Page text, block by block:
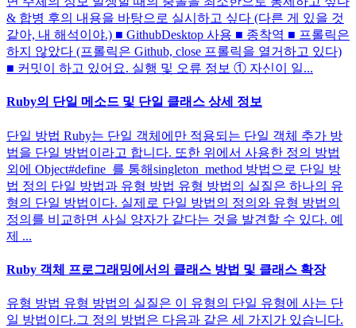
& 합병 후의 내용을 바탕으로 실시하고 싶다 (다른 게 있을 것
같아, 내 해석이야.) ■ GithubDesktop 사용 ■ 종착역 ■ 프롤릭은
하지 않았다 (프롤릭은 Github, close 프롤릭을 열거하고 있다)
■ 커밋이 하고 있어요. 실행 및 오류 정보 ① 자신이 일...
Ruby의 단일 메소드 및 단일 클래스 상세 정보
단일 방법 Ruby는 단일 객체에만 적용되는 단일 객체 추가 방
법을 단일 방법이라고 합니다. 또한 위에서 사용한 정의 방법
외에 Object#define_를 통해singleton_method 방법으로 단일 방
법 정의 단일 방법과 유형 방법 유형 방법의 실질은 하나의 유
형의 단일 방법이다. 실제로 단일 방법의 정의와 유형 방법의
정의를 비교하면 사실 양자가 같다는 것을 발견할 수 있다. 예
제 ...
Ruby 객체 프로그래밍에서의 클래스 방법 및 클래스 확장
유형 방법 유형 방법의 실질은 이 유형의 단일 유형에 사는 단
일 방법이다.그 정의 방법은 다음과 같은 세 가지가 있습니다.